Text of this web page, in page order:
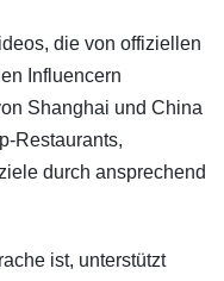
die von offiziellen
Influencern
Shanghai und China
Restaurants,
durch ansprechend
ist, unterstützt